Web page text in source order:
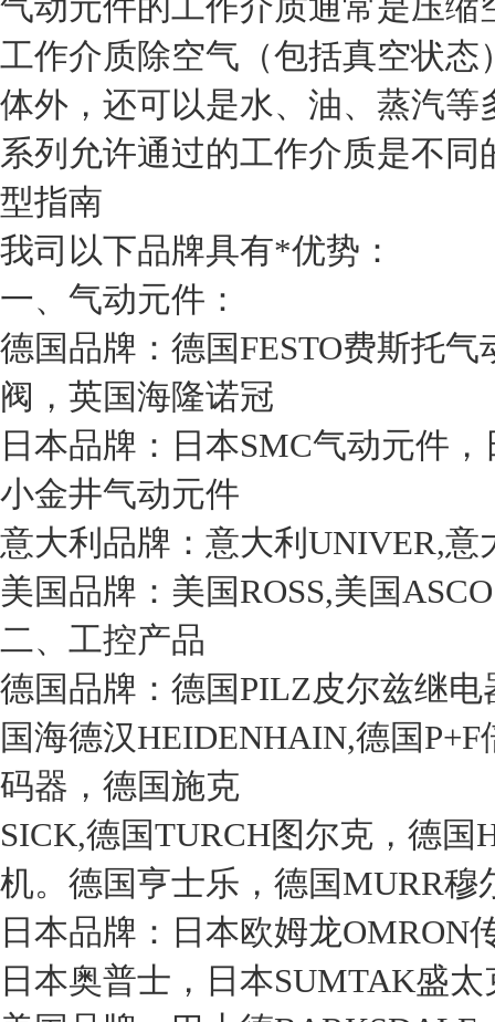
工作介质除空气（包括真空状
体外，还可以是水、油、蒸汽
系列允许通过的工作介质是不
型指南
我司以下品牌具有*优势：
一、气动元件：
德国品牌：德国FESTO费斯托
阀，英国海隆诺冠
日本品牌：日本SMC气动元件
小金井气动元件
意大利品牌：意大利UNIVER,意
美国品牌：美国ROSS,美国
二、工控产品
德国品牌：德国PILZ皮尔兹继
国海德汉HEIDENHAIN,德国
码器，德国施克
SICK,德国TURCH图尔克，德
机。德国亨士乐，德国MURR穆
日本品牌：日本欧姆龙OMRON
日本奥普士，日本SUMTAK盛